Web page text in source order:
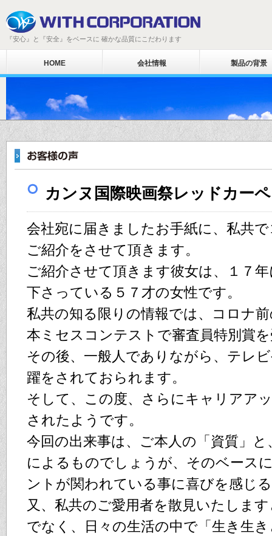
『安心』と『安全』をベースに 確かな品質にこだわります
HOME 会社情報 製品の背景
カンヌ国際映画祭レッドカー
会社宛に届きましたお手紙に、私共
ご紹介をさせて頂きます。
ご紹介させて頂きます彼女は、１７
下さっている５７才の女性です。
私共の知る限りの情報では、コロナ
本ミセスコンテストで審査員特別賞
その後、一般人でありながら、テレ
躍をされておられます。
そして、この度、さらにキャリアア
されたようです。
今回の出来事は、ご本人の「資質」
によるものでしょうが、そのベース
ントが関われている事に喜びを感じ
又、私共のご愛用者を散見いたしま
でなく、日々の生活の中で「生き生